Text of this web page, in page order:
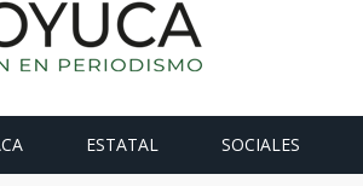
ESTATAL SOCIALES